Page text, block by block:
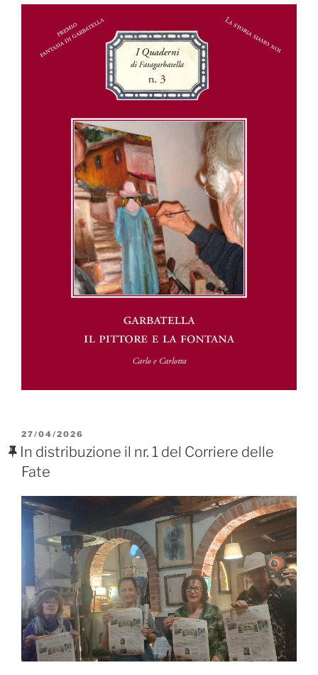
PUBBLICATO
IL
27/04/2026
In distribuzione il nr. 1 del Corriere delle
Fate